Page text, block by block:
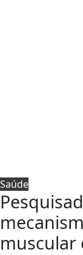
Saúde
muscular